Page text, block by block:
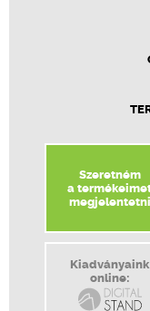
Szeretném
a
megjelentetni
Kiadványaink
online: